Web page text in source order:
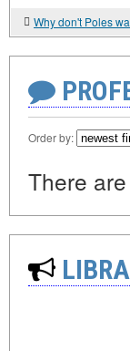
Order by:
There